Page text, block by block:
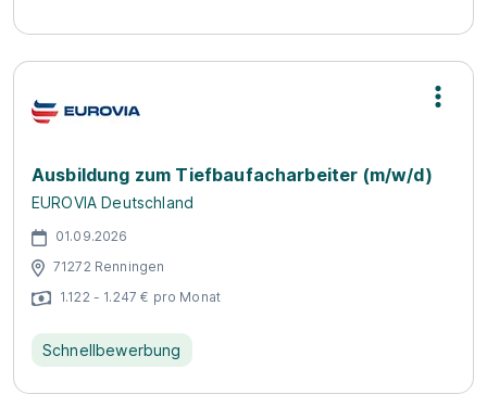
Ausbildung zum Tiefbaufacharbeiter (m/w/d)
EUROVIA Deutschland
01.09.2026
71272 Renningen
1.122 - 1.247 € pro Monat
Schnellbewerbung